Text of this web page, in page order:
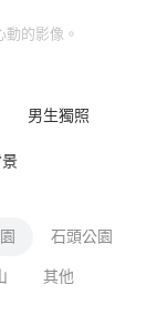
的影像。
男生獨照
石頭公園
其他